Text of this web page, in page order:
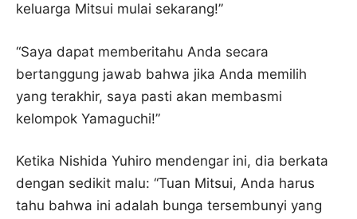
keluarga Mitsui mulai sekarang!”
“Saya dapat memberitahu Anda secara
bertanggung jawab bahwa jika Anda memilih
yang terakhir, saya pasti akan membasmi
kelompok Yamaguchi!”
Ketika Nishida Yuhiro mendengar ini, dia berkata
dengan sedikit malu: “Tuan Mitsui, Anda harus
tahu bahwa ini adalah bunga tersembunyi yang